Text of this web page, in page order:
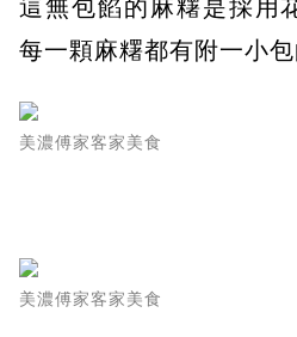
這無包餡的麻糬是採用
每一顆麻糬都有附一小包
美濃傅家客家美食
美濃傅家客家美食